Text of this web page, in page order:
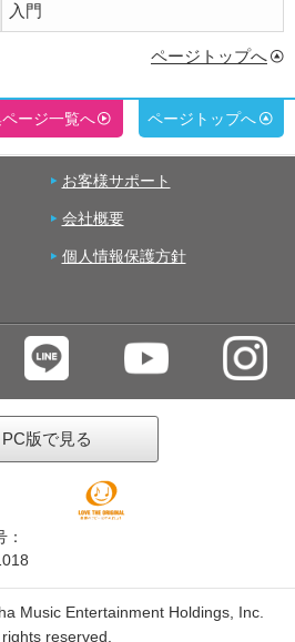
入門
ページトップへ
ージ一覧へ ページトップへ
お客様サポート
会社概要
個人情報保護方針
PC版で見る
Music Entertainment Holdings, Inc.
reserved.